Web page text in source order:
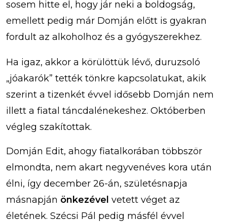
sosem hitte el, hogy jár neki a boldogság,
emellett pedig már Domján előtt is gyakran
fordult az alkoholhoz és a gyógyszerekhez.
Ha igaz, akkor a körülöttük lévő, duruzsoló
„jóakarók” tették tönkre kapcsolatukat, akik
szerint a tizenkét évvel idősebb Domján nem
illett a fiatal táncdalénekeshez. Októberben
végleg szakítottak.
Domján Edit, ahogy fiatalkorában többször
elmondta, nem akart negyvenéves kora után
élni, így december 26-án, születésnapja
másnapján önkezével vetett véget az
életének. Szécsi Pál pedig másfél évvel